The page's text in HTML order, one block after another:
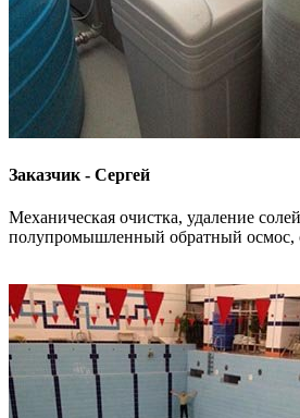
Заказчик - Сергей
Механическая очистка, удаление
полупромышленный обратный осмос,